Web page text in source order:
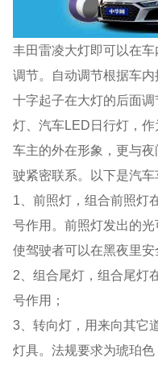
丰田雷凌大灯即可以在
调节。自动调节根据车
十字起子在大灯的后面
灯、汽车LED日行灯，
车主的外在形象，更与
驶紧密联系。以下是汽车
1、前照灯，组合前照灯
号作用。前照灯发出的
使驾驶者可以在黑夜里安
2、组合尾灯，组合尾灯
号作用；
3、转向灯，用来向其它
灯具。法规要求为琥珀色